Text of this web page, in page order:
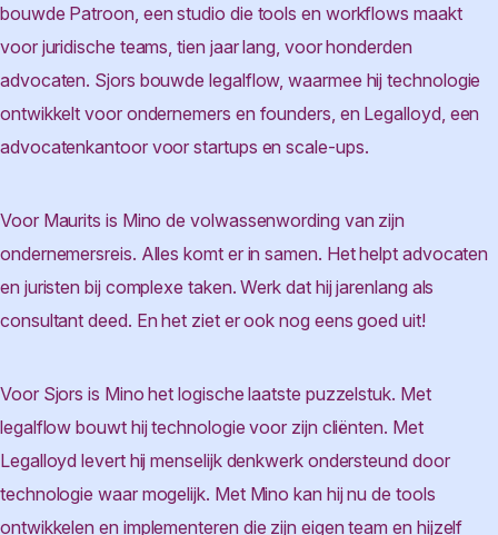
bouwde Patroon, een studio die tools en workflows maakt
voor juridische teams, tien jaar lang, voor honderden
advocaten. Sjors bouwde legalflow, waarmee hij technologie
ontwikkelt voor ondernemers en founders, en Legalloyd, een
advocatenkantoor voor startups en scale-ups.
Voor Maurits is Mino de volwassenwording van zijn
ondernemersreis. Alles komt er in samen. Het helpt advocaten
en juristen bij complexe taken. Werk dat hij jarenlang als
consultant deed. En het ziet er ook nog eens goed uit!
Voor Sjors is Mino het logische laatste puzzelstuk. Met
legalflow bouwt hij technologie voor zijn cliënten. Met
Legalloyd levert hij menselijk denkwerk ondersteund door
technologie waar mogelijk. Met Mino kan hij nu de tools
ontwikkelen en implementeren die zijn eigen team en hijzelf